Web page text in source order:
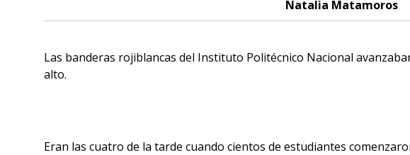
Natalia Matamoros
Las banderas rojiblancas del Instituto Politécnico Nacional
alto.
Eran las cuatro de la tarde cuando cientos de estudiantes